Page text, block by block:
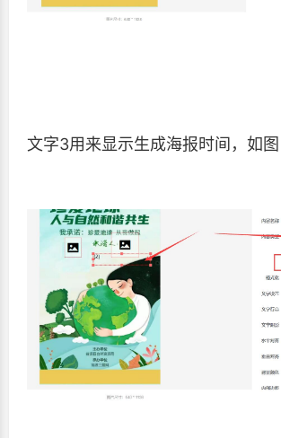
文字3用来显示生成海报时间，如图